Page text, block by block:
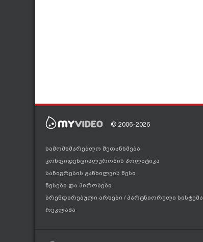
© 2006-2026
სამომხმარებლო შეთანხმება
კონფიდენციალურობის პოლიტიკა
საჩივრების განხილვის წესი
წესები და პირობები
ბრენდირებული არხები / პარტნიორული სისტემა
რეკლამა